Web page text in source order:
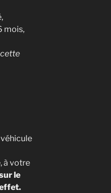
mois,
à votre
le